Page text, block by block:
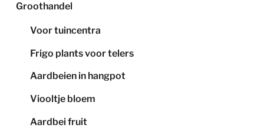
Groothandel
Voor tuincentra
Frigo plants voor telers
Aardbeien in hangpot
Viooltje bloem
Aardbei fruit